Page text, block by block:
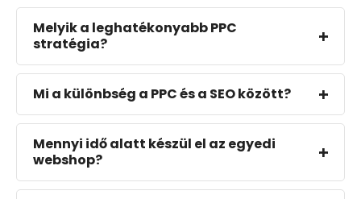
Melyik a leghatékonyabb PPC
stratégia?
Mi a különbség a PPC és a SEO között?
Mennyi idő alatt készül el az egyedi
webshop?